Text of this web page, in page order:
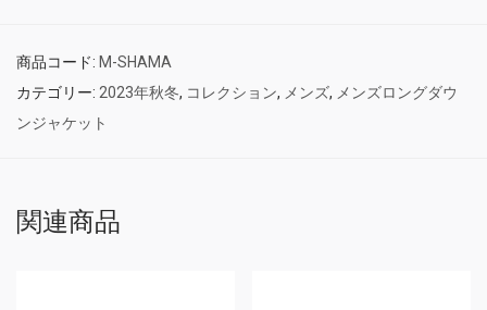
商品コード: M-SHAMA
カテゴリー: 2023年秋冬, コレクション, メンズ, メンズロングダウ
ンジャケット
関連商品